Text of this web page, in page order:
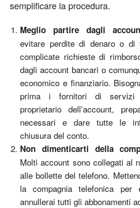
semplificare la procedura.
Meglio partire dagli
evitare perdite di denaro o di
complicate richieste di
dagli account bancari o
economico e finanziario.
prima i fornitori di servizi
proprietario dell’account,
necessari e dare tutte le
chiusura del conto.
Non dimenticarti della
Molti account sono collegati al
alle bollette del telefono.
la compagnia telefonica per
annullerai tutti gli abbonamenti